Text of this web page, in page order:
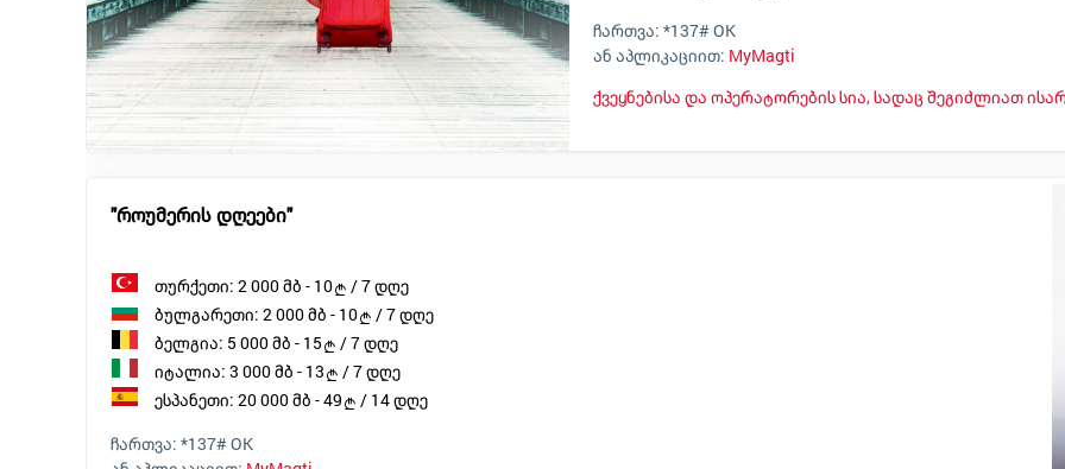
ჩართვა: *137# OK
ან აპლიკაციით: MyMagti
ქვეყნებისა და ოპერატორების სია, სადაც შეგიძლიათ
"როუმერის დღეები"
თურქეთი: 2 000 მბ - 10
/ 7 დღე
ბულგარეთი: 2 000 მბ - 10
/ 7 დღე
ბელგია: 5 000 მბ - 15
/ 7 დღე
იტალია: 3 000 მბ - 13
/ 7 დღე
ესპანეთი: 20 000 მბ - 49
/ 14 დღე
ჩართვა: *137# OK